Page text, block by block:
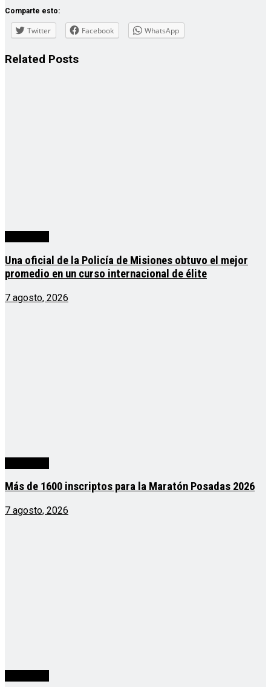
Comparte esto:
Twitter Facebook WhatsApp
Related Posts
Una oficial de la Policía de Misiones obtuvo el mejor
promedio en un curso internacional de élite
7 agosto, 2026
Más de 1600 inscriptos para la Maratón Posadas 2026
7 agosto, 2026